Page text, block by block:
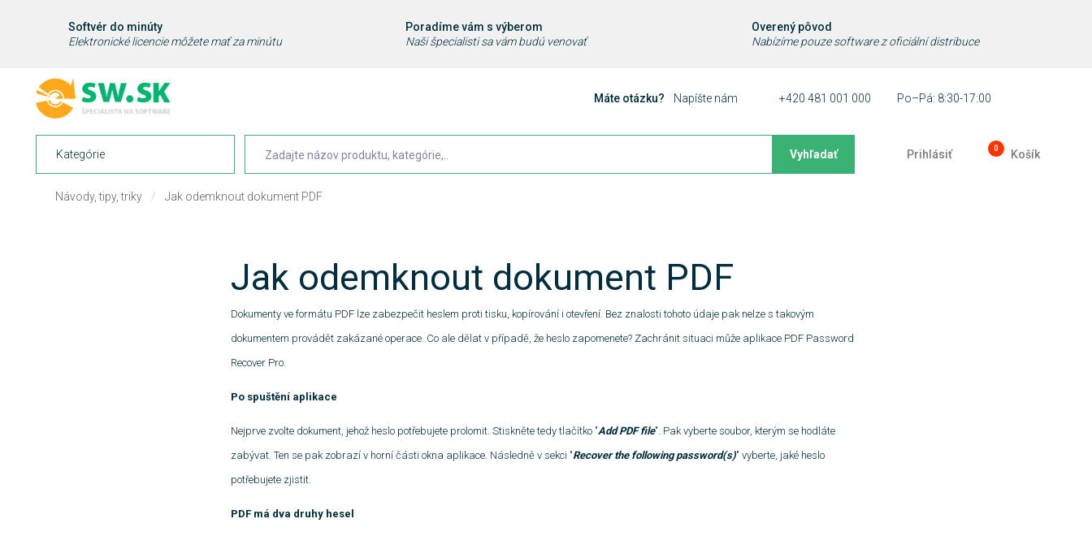
Softvér do minúty
Elektronické licencie môžete mať za minútu
Poradíme vám s výberom
Naši špecialisti sa vám budú venovať
Overený pôvod
Nabízíme pouze software z oficiální distribuce
Máte otázku? Napíšte nám +420 481 001 000 Po–Pá: 8:30-17:00
Kategórie Vyhľadať Prihlásiť 0 Košík
Návody, tipy, triky / Jak odemknout dokument PDF
Jak odemknout dokument PDF
Dokumenty ve formátu PDF lze zabezpečit heslem proti tisku, kopírování i otevření. Bez znalosti tohoto údaje pak nelze s takovým
dokumentem provádět zakázané operace. Co ale dělat v případě, že heslo zapomenete? Zachránit situaci může aplikace PDF Password
Recover Pro.
Po spuštění aplikace
Nejprve zvolte dokument, jehož heslo potřebujete prolomit. Stiskněte tedy tlačítko "Add PDF file". Pak vyberte soubor, kterým se hodláte
zabývat. Ten se pak zobrazí v horní části okna aplikace. Následně v sekci "Recover the following password(s)" vyberte, jaké heslo
potřebujete zjistit.
PDF má dva druhy hesel